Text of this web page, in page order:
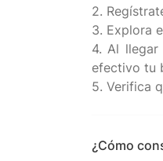
2.
3. Explora
4. Al
efectivo tu
¿Cómo